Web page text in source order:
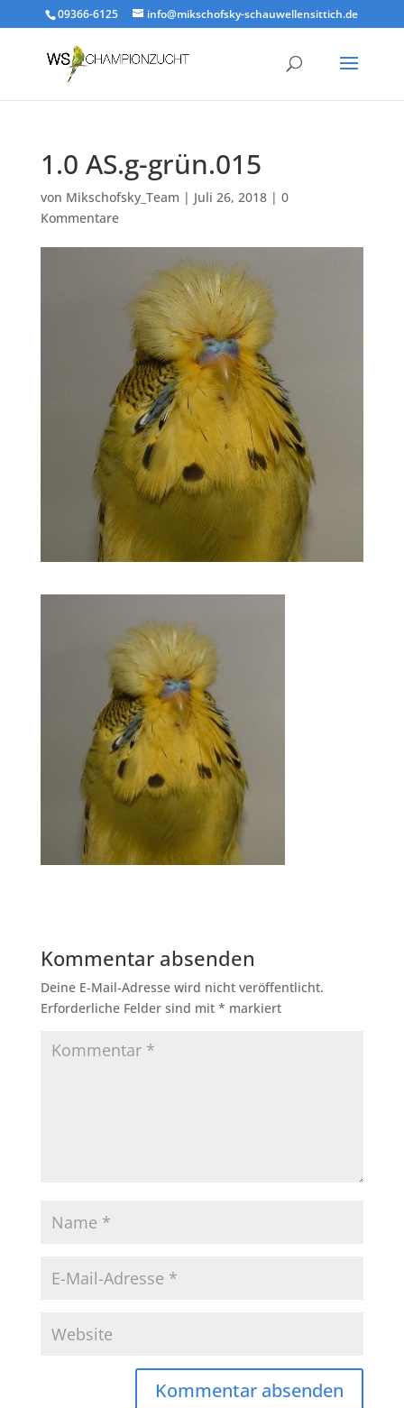
09366-6125 info@mikschofsky-schauwellensittich.de
1.0 AS.g-grün.015
von Mikschofsky_Team | Juli 26, 2018| 0
Kommentare
Kommentar absenden
Deine E-Mail-Adresse wird nicht veröffentlicht.
Erforderliche Felder sind mit * markiert